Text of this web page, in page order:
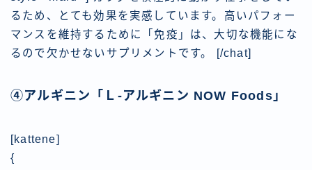
るため、とても効果を実感しています。高いパフォー
マンスを維持するために「免疫」は、大切な機能にな
るので欠かせないサプリメントです。 [/chat]
④アルギニン「Ｌ-アルギニン NOW Foods」
[kattene]
{